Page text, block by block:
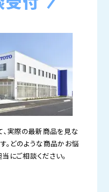
、実際の最新商品を見な
。どのような商品かお悩
にご相談ください。